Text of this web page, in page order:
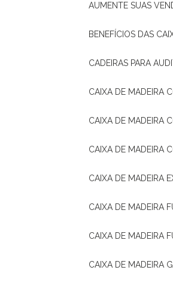
AUMENTE SUAS
BENEFÍCIOS DAS
CADEIRAS PARA
CAIXA DE MADEIRA
CAIXA DE MADEIRA
CAIXA DE MADEIRA
CAIXA DE MADEIRA
CAIXA DE MADEIRA
CAIXA DE MADEIRA
CAIXA DE MADEIRA